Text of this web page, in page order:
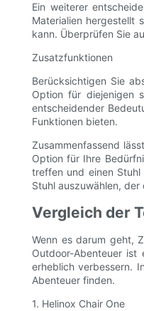
Ein weiterer
Materialien hergestellt
kann. Überprüfen Sie
Zusatzfunktionen
Berücksichtigen Sie
Option für diejenigen
entscheidender
Funktionen bieten.
Zusammenfassend
Option für Ihre
treffen und einen Stuhl
Stuhl auszuwählen,
Vergleich der
Wenn es darum geht,
Outdoor-Abenteuer
erheblich verbessern.
Abenteuer finden.
1. Helinox Chair One